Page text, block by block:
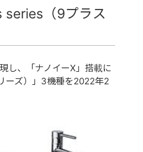
（9プラス
し、「ナノイーX」搭載に
ーズ）」3機種を2022年2